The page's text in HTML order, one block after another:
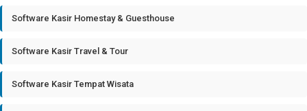
Software Kasir Homestay & Guesthouse
Software Kasir Travel & Tour
Software Kasir Tempat Wisata